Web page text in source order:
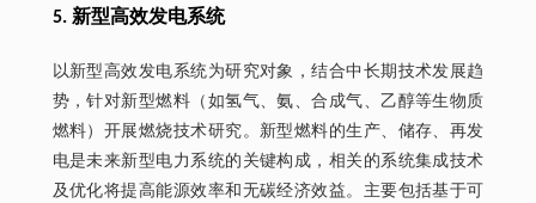
5. 新型高效发电系统
以新型高效发电系统为研究对象，结合中长期技术发展趋
势，针对新型燃料（如氢气、氨、合成气、乙醇等生物质
燃料）开展燃烧技术研究。新型燃料的生产、储存、再发
电是未来新型电力系统的关键构成，相关的系统集成技术
及优化将提高能源效率和无碳经济效益。主要包括基于可